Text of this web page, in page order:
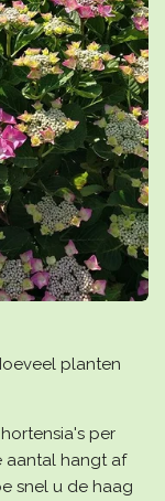
planten
per
aantal hangt af
snel u de haag